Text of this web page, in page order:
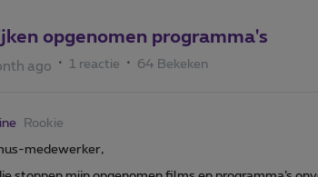
opgenomen programma's
ago 1 reactie 64 Bekeken
Rookie
medewerker,